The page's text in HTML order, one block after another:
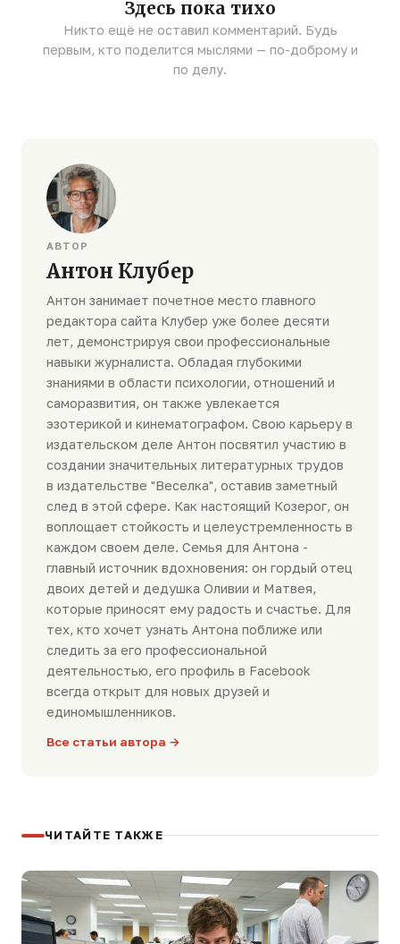
Здесь пока тихо
Никто ещё не оставил комментарий. Будь
первым, кто поделится мыслями — по-доброму и
по делу.
АВТОР
Антон Клубер
Антон занимает почетное место главного
редактора сайта Клубер уже более десяти
лет, демонстрируя свои профессиональные
навыки журналиста. Обладая глубокими
знаниями в области психологии, отношений и
саморазвития, он также увлекается
эзотерикой и кинематографом. Свою карьеру в
издательском деле Антон посвятил участию в
создании значительных литературных трудов
в издательстве "Веселка", оставив заметный
след в этой сфере. Как настоящий Козерог, он
воплощает стойкость и целеустремленность в
каждом своем деле. Семья для Антона -
главный источник вдохновения: он гордый отец
двоих детей и дедушка Оливии и Матвея,
которые приносят ему радость и счастье. Для
тех, кто хочет узнать Антона поближе или
следить за его профессиональной
деятельностью, его профиль в Facebook
всегда открыт для новых друзей и
единомышленников.
Все статьи автора →
ЧИТАЙТЕ ТАКЖЕ